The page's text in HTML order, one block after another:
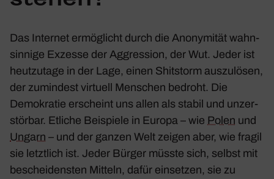
Das Internet ermög­licht durch die Anony­mität wahn­
sin­nige Exzesse der Aggres­sion, der Wut. Jeder ist
heut­zu­tage in der Lage, einen Shit­s­torm auszu­lösen,
der zumin­dest virtuell Menschen bedroht. Die
Demo­kratie erscheint uns allen als stabil und unzer­
störbar. Etliche Beispiele in Europa – wie Polen und
Ungarn – und der ganzen Welt zeigen aber, wie fragil
sie letzt­lich ist. Jeder Bürger müsste sich, selbst mit
beschei­densten Mitteln, dafür einsetzen, sie zu